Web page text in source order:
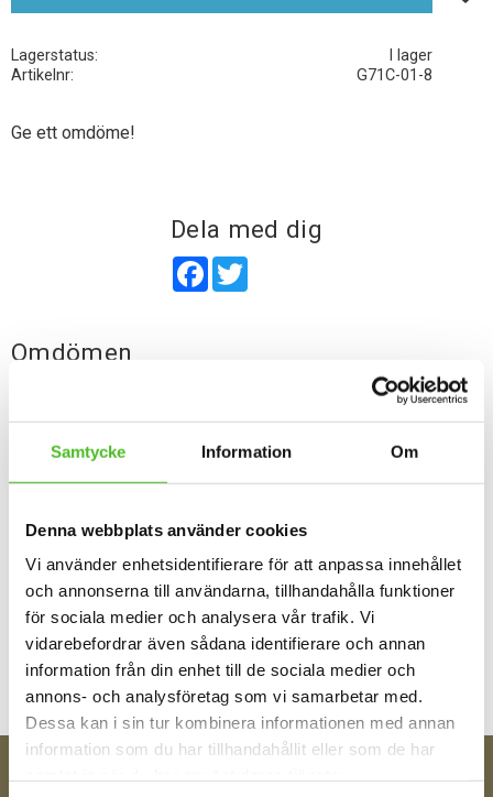
Samtycke Information Om
Denna webbplats använder cookies
Vi använder enhetsidentifierare för att anpassa innehållet
och annonserna till användarna, tillhandahålla funktioner
för sociala medier och analysera vår trafik. Vi
vidarebefordrar även sådana identifierare och annan
information från din enhet till de sociala medier och
annons- och analysföretag som vi samarbetar med.
Dessa kan i sin tur kombinera informationen med annan
information som du har tillhandahållit eller som de har
Lagerstatus
I lager
Artikelnr
G71C-01-8
Ge ett omdöme!
Dela med dig
Facebook
Omdömen
Bli den första att lämna ett omdöme.